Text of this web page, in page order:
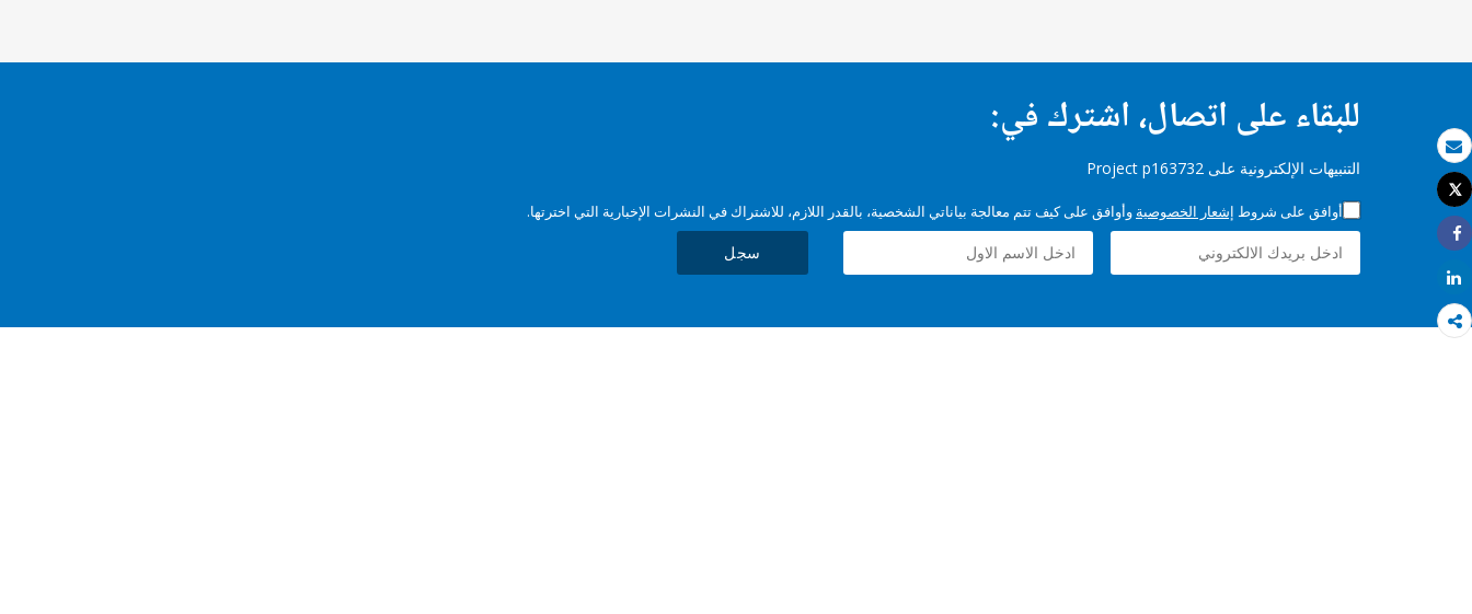
بريد الكتروني
طباعة
Tweet
Share
Share
للبقاء على اتصال، اشترك في:
التنبيهات الإلكترونية على Project p163732
أوافق على شروط إشعار الخصوصية وأوافق على كيف تتم معالجة بياناتي الشخصية، بالقدر اللازم، للاشتراك في النشرات الإخبارية التي اخترتها.
سجل